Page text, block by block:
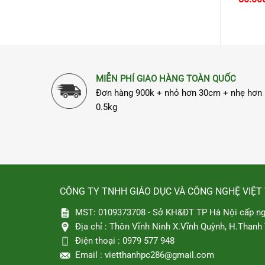
MIỄN PHÍ GIAO HÀNG TOÀN QUỐC
Đơn hàng 900k + nhỏ hơn 30cm + nhẹ hơn
0.5kg
CÔNG TY TNHH GIÁO DỤC VÀ CÔNG NGHỆ
MST: 0109373708 - Sở KH&ĐT TP Hà Nội cấp
Địa chỉ : Thôn Vĩnh Ninh X.Vĩnh Quỳnh, H.Thanh
Điện thoại : 0979 577 948
Email : vietthanhpc286@gmail.com